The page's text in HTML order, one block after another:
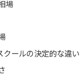
場
ールの決定的な違い